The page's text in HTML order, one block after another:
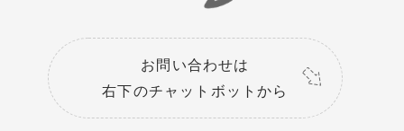
お問い合わせは
右下のチャットボットから